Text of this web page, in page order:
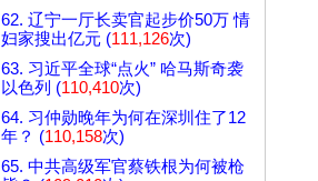
62. 辽宁一厅长卖官起步价50万 情
妇家搜出亿元 (111,126次)
63. 习近平全球“点火” 哈马斯奇袭
以色列 (110,410次)
64. 习仲勋晚年为何在深圳住了12
年？ (110,158次)
65. 中共高级军官蔡铁根为何被枪